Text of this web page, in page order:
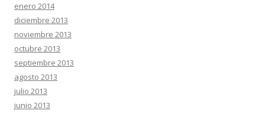
enero 2014
diciembre 2013
noviembre 2013
octubre 2013
septiembre 2013
agosto 2013
julio 2013
junio 2013